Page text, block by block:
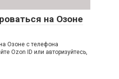
на Озоне
Озоне с телефона
Ozon ID или авторизуйтесь,